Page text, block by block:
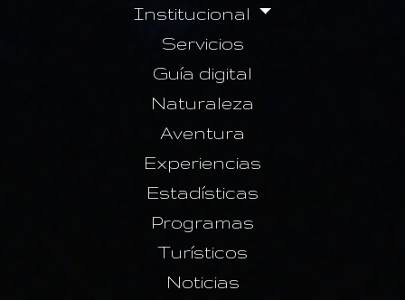
Institucional
Servicios
Guía digital
Naturaleza
Aventura
Experiencias
Estadísticas
Programas
Turísticos
Noticias